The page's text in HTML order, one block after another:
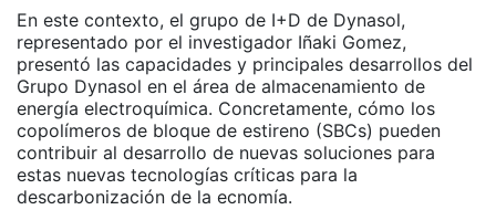
En este contexto, el grupo de I+D de Dynasol,
representado por el investigador Iñaki Gomez,
presentó las capacidades y principales desarrollos del
Grupo Dynasol en el área de almacenamiento de
energía electroquímica. Concretamente, cómo los
copolímeros de bloque de estireno (SBCs) pueden
contribuir al desarrollo de nuevas soluciones para
estas nuevas tecnologías críticas para la
descarbonización de la ecnomía.